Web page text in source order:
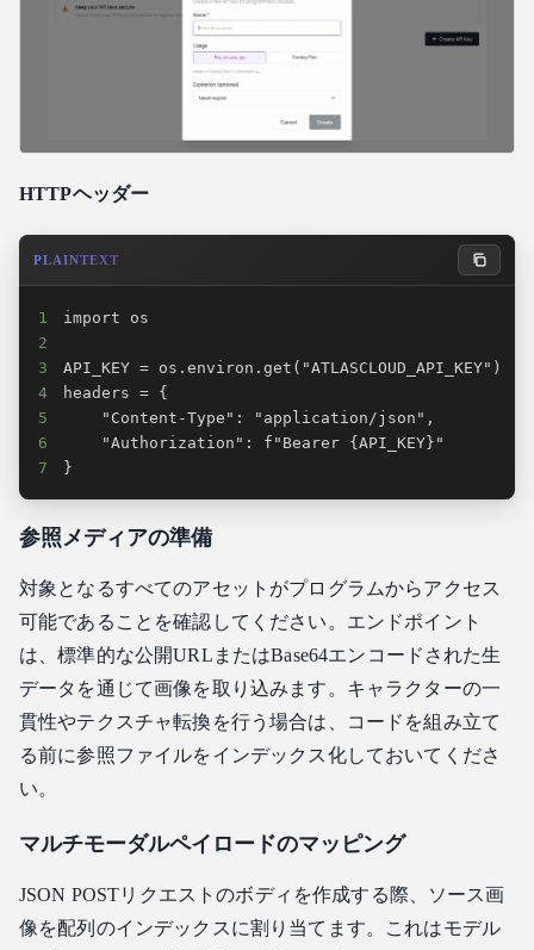
HTTPヘッダー
PLAINTEXT
1
2
3
4
5
6
7
}
参照メディアの準備
対象となるすべてのアセットがプログラムからアクセス
可能であることを確認してください。エンドポイント
は、標準的な公開URLまたはBase64エンコードされた生
データを通じて画像を取り込みます。キャラクターの一
貫性やテクスチャ転換を行う場合は、コードを組み立て
る前に参照ファイルをインデックス化しておいてくださ
い。
マルチモーダルペイロードのマッピング
JSON POSTリクエストのボディを作成する際、ソース画
像を配列のインデックスに割り当てます。これはモデル